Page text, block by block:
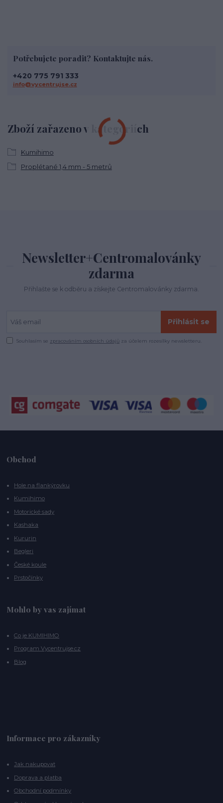
Zboží zařazeno v kategoriích
Kumihimo
Proplétané 1,4 mm - 5 metrů
Potřebujete poradit? Kontaktujte nás.
+420 775 791 333
info@vycentrujse.cz
Newsletter+Centromalovánky
zdarma
Přihlašte se k odběru a získejte Centromalovánky zdarma.
Přihlásit se
Souhlasím se zpracováním osobních údajů za účelem rozesílky newsletteru.
Obchod
Hole na flankýrovku
Kumihimo
Motorické sady
Kashaka
Kururin
Begleri
České koule
Prstočínky
Mohlo by vas zajímat
Co je KUMIHIMO
Program Vycentrujse.cz
Blog
Informace pro zákazníky
Jak nakupovat
Doprava a platba
Obchodní podmínky